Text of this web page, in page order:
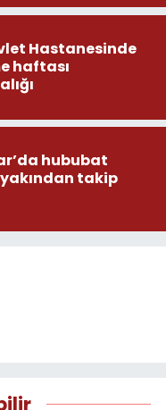
Hastanesinde
haftası
hububat
takip